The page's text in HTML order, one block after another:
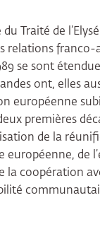
Traité de
relations franco-
se sont
ont, elles
européenne
premières
de la
européenne, de
la coopération